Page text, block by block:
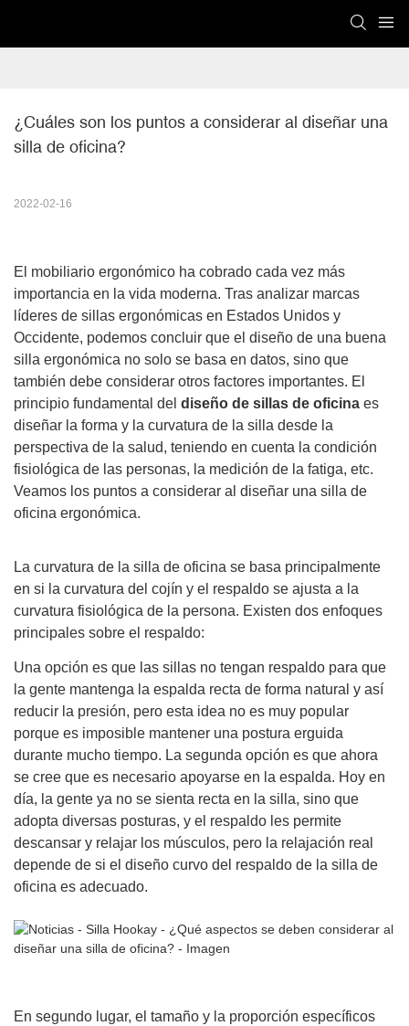
¿Cuáles son los puntos a considerar al diseñar una
silla de oficina?
2022-02-16
El mobiliario ergonómico ha cobrado cada vez más
importancia en la vida moderna. Tras analizar marcas
líderes de sillas ergonómicas en Estados Unidos y
Occidente, podemos concluir que el diseño de una buena
silla ergonómica no solo se basa en datos, sino que
también debe considerar otros factores importantes. El
principio fundamental del diseño de sillas de oficina es
diseñar la forma y la curvatura de la silla desde la
perspectiva de la salud, teniendo en cuenta la condición
fisiológica de las personas, la medición de la fatiga, etc.
Veamos los puntos a considerar al diseñar una silla de
oficina ergonómica.
La curvatura de la silla de oficina se basa principalmente
en si la curvatura del cojín y el respaldo se ajusta a la
curvatura fisiológica de la persona. Existen dos enfoques
principales sobre el respaldo:
Una opción es que las sillas no tengan respaldo para que
la gente mantenga la espalda recta de forma natural y así
reducir la presión, pero esta idea no es muy popular
porque es imposible mantener una postura erguida
durante mucho tiempo. La segunda opción es que ahora
se cree que es necesario apoyarse en la espalda. Hoy en
día, la gente ya no se sienta recta en la silla, sino que
adopta diversas posturas, y el respaldo les permite
descansar y relajar los músculos, pero la relajación real
depende de si el diseño curvo del respaldo de la silla de
oficina es adecuado.
En segundo lugar, el tamaño y la proporción específicos